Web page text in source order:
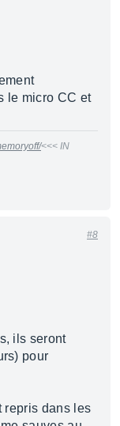
le micro CC et
<<< IN
#8
ils seront
pour
repris dans les